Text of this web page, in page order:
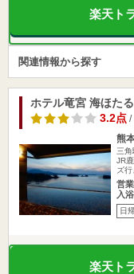
楽天ト
関連情報から探す
ホテル竜宮 海ほたる
3.2点/
熊
三
JR
ズ
営
入
日
楽天ト